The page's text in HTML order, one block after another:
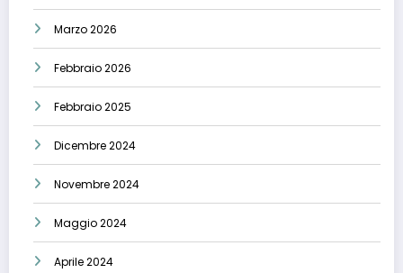
Marzo 2026
Febbraio 2026
Febbraio 2025
Dicembre 2024
Novembre 2024
Maggio 2024
Aprile 2024